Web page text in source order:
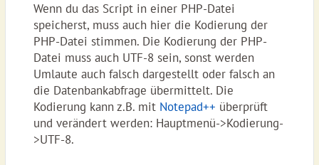
Wenn du das Script in einer PHP-Datei
speicherst, muss auch hier die Kodierung der
PHP-Datei stimmen. Die Kodierung der PHP-
Datei muss auch UTF-8 sein, sonst werden
Umlaute auch falsch dargestellt oder falsch an
die Datenbankabfrage übermittelt. Die
Kodierung kann z.B. mit Notepad++ überprüft
und verändert werden: Hauptmenü->Kodierung-
>UTF-8.